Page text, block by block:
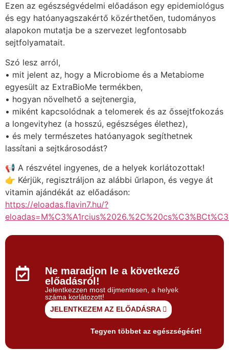
Ezen az egészségvédelmi előadáson egy epidemiológus
és egy hatóanyagszakértő közérthetően, tudományos
alapokon mutatja be a szervezet legfontosabb
sejtfolyamatait.
Szó lesz arról,
• mit jelent az, hogy a Microbiome és a Metabiome
egyesült az ExtraBioMe termékben,
• hogyan növelhető a sejtenergia,
• miként kapcsolódnak a telomerek és az őssejtfokozás
a longevityhez (a hosszú, egészséges élethez),
• és mely természetes hatóanyagok segíthetnek
lassítani a sejtkárosodást?
📢 A részvétel ingyenes, de a helyek korlátozottak!
👉 Kérjük, regisztráljon az alábbi űrlapon, és vegye át
vitamin ajándékát az előadáson:
https://eloadas.flavin7.hu/?
Tegyen többet az egészségéért!
Ne maradjon le a következő
előadásról!
Jelentkezzen most díjmentesen, a helyek
száma korlátozott!
JELENTKEZEM AZ ELŐADÁSRA